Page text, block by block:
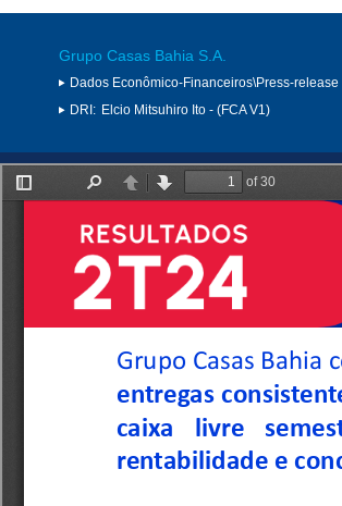
Grupo Casas Bahia S.A.
Dados Econômico-Financeiros\Press-release
DRI: Elcio Mitsuhiro Ito - (FCA V1)